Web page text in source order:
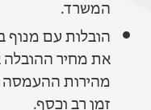
המשרד.
הובלות עם מנוף
את מחיר ההובלה
מהירות ההעמסה
זמן רב וכסף.